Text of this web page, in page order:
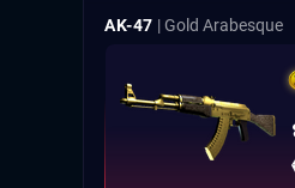
AK-47 | Gold Arabesque